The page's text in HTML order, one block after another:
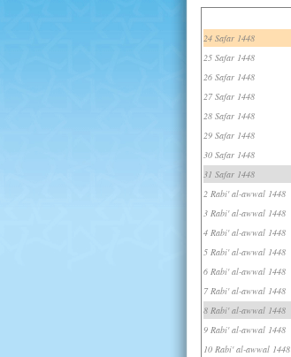
24 Safar 1448
25 Safar 1448
26 Safar 1448
27 Safar 1448
28 Safar 1448
29 Safar 1448
30 Safar 1448
31 Safar 1448
2 Rabi' al-awwal 1448
3 Rabi' al-awwal 1448
4 Rabi' al-awwal 1448
5 Rabi' al-awwal 1448
6 Rabi' al-awwal 1448
7 Rabi' al-awwal 1448
8 Rabi' al-awwal 1448
9 Rabi' al-awwal 1448
10 Rabi' al-awwal 1448